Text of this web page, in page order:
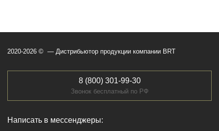
2020-2026 © — Дистрибьютор продукции компании BRT
8 (800) 301-99-30
Звонок бесплатный по РФ
Написать в мессенджеры: